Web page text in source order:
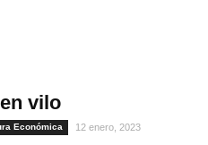
vilo
Económica 12 enero, 2023